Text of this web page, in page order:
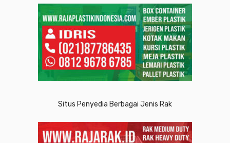
Situs Penyedia Berbagai Jenis Rak